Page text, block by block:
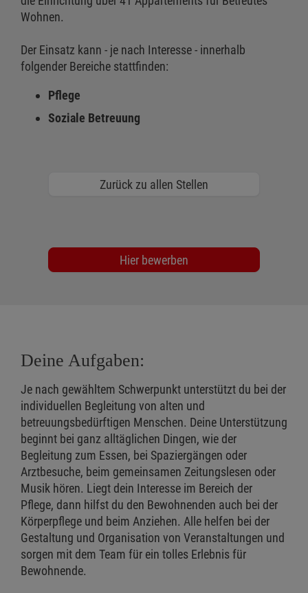
Wohnen.
Der Einsatz kann - je nach Interesse - innerhalb
folgender Bereiche stattfinden:
Pflege
Soziale Betreuung
Zurück zu allen Stellen
Hier bewerben
Deine Aufgaben:
Je nach gewähltem Schwerpunkt unterstützt du bei der
individuellen Begleitung von alten und
betreuungsbedürftigen Menschen. Deine Unterstützung
beginnt bei ganz alltäglichen Dingen, wie der
Begleitung zum Essen, bei Spaziergängen oder
Arztbesuche, beim gemeinsamen Zeitungslesen oder
Musik hören. Liegt dein Interesse im Bereich der
Pflege, dann hilfst du den Bewohnenden auch bei der
Körperpflege und beim Anziehen. Alle helfen bei der
Gestaltung und Organisation von Veranstaltungen und
sorgen mit dem Team für ein tolles Erlebnis für
Bewohnende.